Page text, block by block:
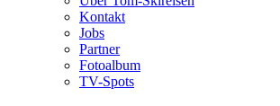
Kontakt
Jobs
Partner
Fotoalbum
TV-Spots